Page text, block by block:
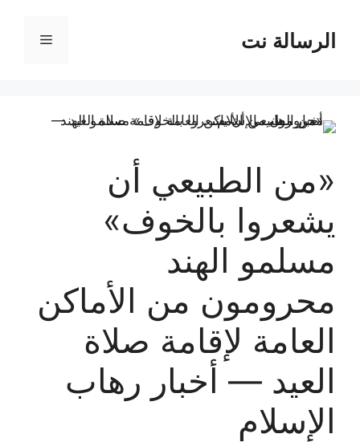
المحتوىالرسالة نت القائمة
«من الطبيعي أن
يشعروا بالخوف»
مسلمو الهند
محرومون من الأماكن
العامة لإقامة صلاة
العيد — أخبار رهاب
الإسلام